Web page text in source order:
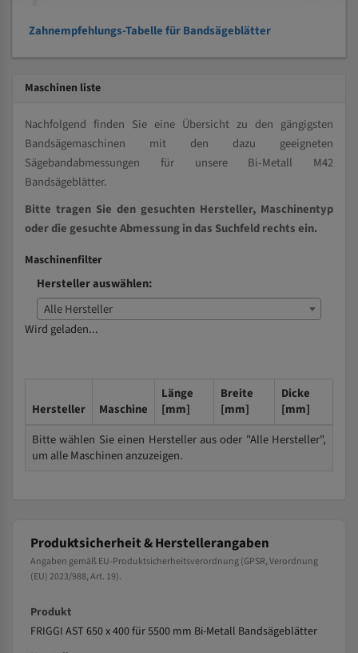
Zahnempfehlungs-Tabelle für Bandsägeblätter
Maschinen liste
Nachfolgend finden Sie eine Übersicht zu den gängigsten
Bandsägemaschinen mit den dazu geeigneten
Sägebandabmessungen für unsere Bi-Metall M42
Bandsägeblätter.
Bitte tragen Sie den gesuchten Hersteller, Maschinentyp
oder die gesuchte Abmessung in das Suchfeld rechts ein.
Maschinenfilter
Hersteller auswählen:
Alle Hersteller
Wird geladen...
Hersteller Maschine
Länge
[mm]
Breite
[mm]
Dicke
[mm]
Bitte wählen Sie einen Hersteller aus oder "Alle Hersteller",
um alle Maschinen anzuzeigen.
Produktsicherheit & Herstellerangaben
Angaben gemäß EU-Produktsicherheitsverordnung (GPSR, Verordnung
(EU) 2023/988, Art. 19).
Produkt
FRIGGI AST 650 x 400 für 5500 mm Bi-Metall Bandsägeblätter